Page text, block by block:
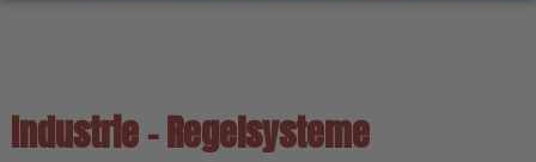
Industrie - Regelsysteme